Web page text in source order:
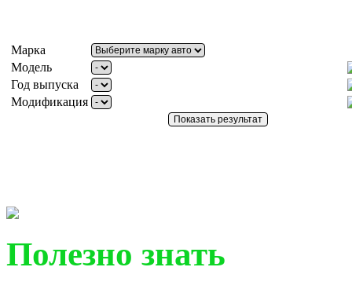
Марка
Модель
Год выпуска
Модификация
Полезно знать